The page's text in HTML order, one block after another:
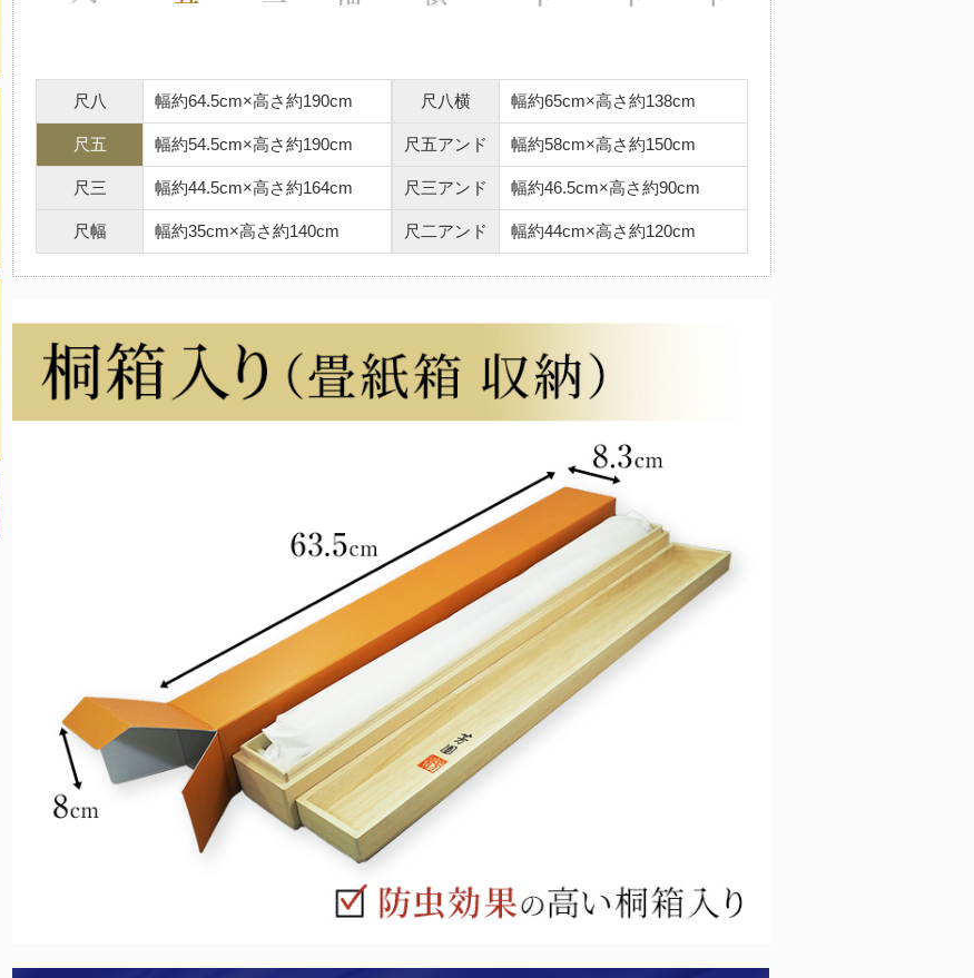
尺八 幅約64.5cm×高さ約190cm
尺五 幅約54.5cm×高さ約190cm
尺三 幅約44.5cm×高さ約164cm
尺幅 幅約35cm×高さ約140cm
尺八横 幅約65cm×高さ約138cm
尺五アンド 幅約58cm×高さ約150cm
尺三アンド 幅約46.5cm×高さ約90cm
尺二アンド 幅約44cm×高さ約120cm